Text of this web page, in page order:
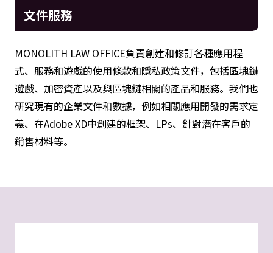
文件服務
MONOLITH LAW OFFICE負責創建和修訂各種應用程
式、服務和遊戲的使用條款和隱私政策文件，包括區塊鏈
遊戲、加密資產以及與區塊鏈相關的產品和服務。我們也
研究現有的企業文件和數據，例如相關應用開發的需求定
義、在Adobe XD中創建的框架、LPs、針對潛在客戶的
銷售材料等。